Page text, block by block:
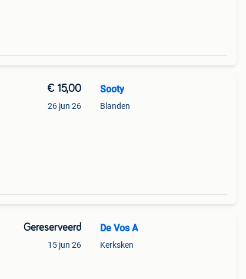
€ 15,00
26 jun 26
Sooty
Blanden
Gereserveerd
15 jun 26
De Vos A
Kerksken